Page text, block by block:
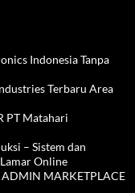
Indonesia Tanpa
Terbaru Area
PT Matahari
– Sistem dan
Online
MARKETPLACE